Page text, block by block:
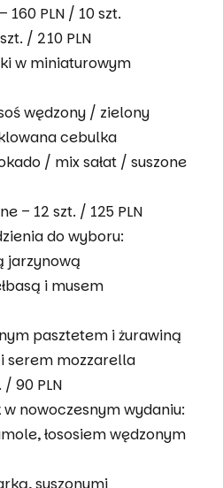
PLN / 10 szt.
/ 210 PLN
w miniaturowym
wędzony / zielony
cebulka
/ mix sałat / suszone
– 12 szt. / 125 PLN
do wyboru:
jarzynową
i musem
pasztetem i żurawiną
serem mozzarella
90 PLN
nowoczesnym wydaniu:
łososiem wędzonym